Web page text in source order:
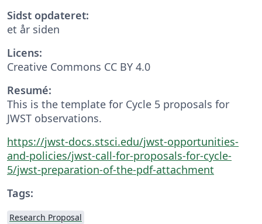
Sidst opdateret:
et år siden
Licens:
Creative Commons CC BY 4.0
Resumé:
This is the template for Cycle 5 proposals for
JWST observations.
https://jwst-docs.stsci.edu/jwst-opportunities-
and-policies/jwst-call-for-proposals-for-cycle-
5/jwst-preparation-of-the-pdf-attachment
Tags:
Research Proposal